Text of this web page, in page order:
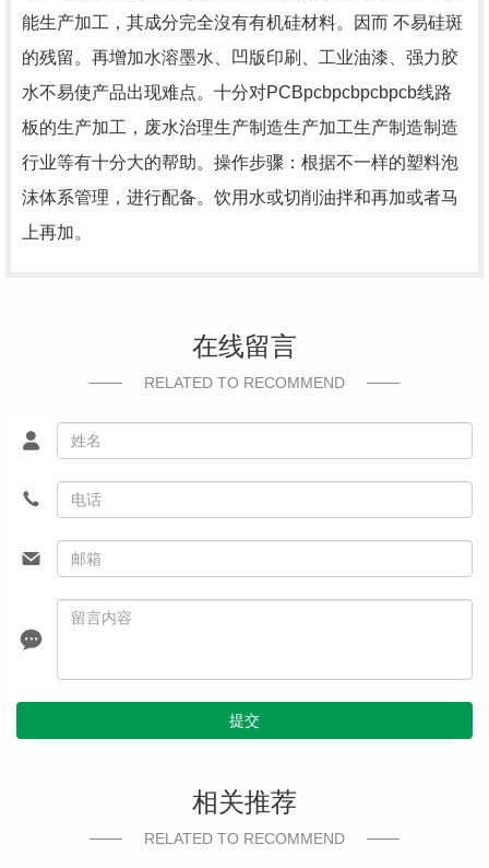
能生产加工，其成分完全沒有有机硅材料。因而 不易硅斑
的残留。再增加水溶墨水、凹版印刷、工业油漆、强力胶
水不易使产品出现难点。十分对PCBpcbpcbpcbpcb线路
板的生产加工，废水治理生产制造生产加工生产制造制造
行业等有十分大的帮助。操作步骤：根据不一样的塑料泡
沫体系管理，进行配备。饮用水或切削油拌和再加或者马
上再加。
在线留言
RELATED TO RECOMMEND
提交
相关推荐
RELATED TO RECOMMEND